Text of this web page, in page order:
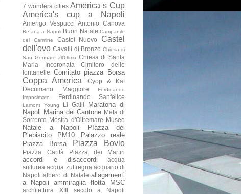
7 wonders cities America s Cup
America's cup a Napoli
Amerigo Vespucci Antonio Canova
Befana a Napoli Buon Natale Campanile
del Carmine
Castel Nuovo
Castel
dell'ovo Cavalli di Bronzo Chiesa di
San Gennaro all'Olmo Chiesa di Santa
Maria Incoronata
Cimitero delle
fontanelle
Comitato piazza Borsa
Coppa America
Cyop & Kaf
Decumano Maggiore
Ferdinando
Imposimato
Ferdinando Sanfelice
Lamont Young Li Galli
Maratona di
Napoli Marina del Cantone Meta di
Sorrento Mostra d'Oltremare Museo
Natale a Napoli
PIazza del
Plebiscito
PM10
Palazzo reale
Piazza Borsa
Piazza Bovio
Piazza Carità Piazza dei Martiri
accordi e disaccordi
acqua
sulfurea acqua zuffregna acquario di
Napoli albero di Natale allagamenti
a Napoli
ammiraglia flotta MSC
architettura XIII secolo a Napoli